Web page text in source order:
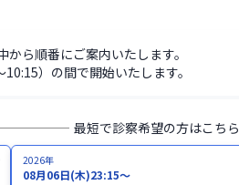
ら順番にご案内いたします。
）の間で開始いたします。
最短で診察希望の方はこちら
2026年
08月06日(木)23:15～